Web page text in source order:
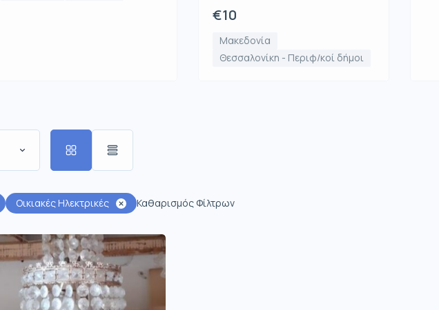
€10
Μακεδονία
Θεσσαλονίκη - Περιφ/κοί δήμοι
Οικιακές Ηλεκτρικές Καθαρισμός Φίλτρων